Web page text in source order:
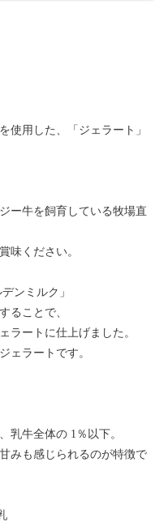
使用した、「ジェラート」
ー牛を飼育している牧場直
味ください。
ンミルク」
ることで、
ラートに仕上げました。
ェラートです。
乳牛全体の 1％以下。
みも感じられるのが特徴で